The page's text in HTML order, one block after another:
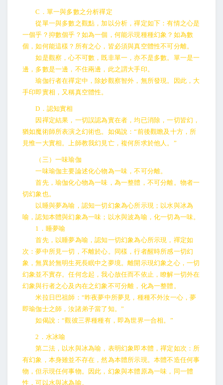
C．單一與多數之分析禪定
從單一與多數之觀點，加以分析，禪定如下：有情之心是
一個乎？抑數個乎？如為一個，何能示現種種幻象？如為數
個，如何能這樣？所有之心，皆必須與真空體性不可分離。
如是觀察，心不可數，既非單一，亦不是多數。單一是一
邊，多數是一邊，不住兩邊，此之謂大手印。
瑜伽行者在禪定中，除妙觀察智外，無所發現。因此，大
手印即實相，又稱真空體性。
D．認知實相
因禪定結果，一切誤認為實在者，均已消除，一切皆幻，
猶如魔術師所表演之幻術也。如偈說：“前後觀瞻及十方，所
見惟一大實相。上師教我幻見亡，複何所求於他人。”
（三）一味瑜伽
一味瑜伽主要論述化心物為一味，不可分離。
首先，瑜伽化心物為一味，為一整體，不可分離。物者一
切幻象也。
以睡與夢為喻，認知一切幻象為心所示現；以水與冰為
喻，認知本體與幻象為一味；以水與波為喻，化一切為一味。
1．睡夢喻
首先，以睡夢為喻，認知一切幻象為心所示現，禪定如
次：夢中所見一切，不離於心。同樣，行者醒時所感一切幻
象，無異於無明生死長眠中之夢境。離開示現幻象之心，一切
幻象並不實存。任何念起，我心放任而不依止，瞭解一切外在
幻象與行者之心及內在之幻象不可分離，化為一整體。
米拉日巴祖師：“昨夜夢中所夢見，種種不外汝一心，夢
即瑜伽士之師，汝諸弟子當了知。”
如偈說：“觀彼三界種種有，即為世界一合相。”
2．水冰喻
第二法，以水與冰為喻，表明幻象即本體，禪定如次：所
有幻象，本身雖並不存在，然為本體所示現。本體不造任何事
物，但示現任何事物。因此，幻象與本體原為一味，同一體
性，可以水與冰為喻。